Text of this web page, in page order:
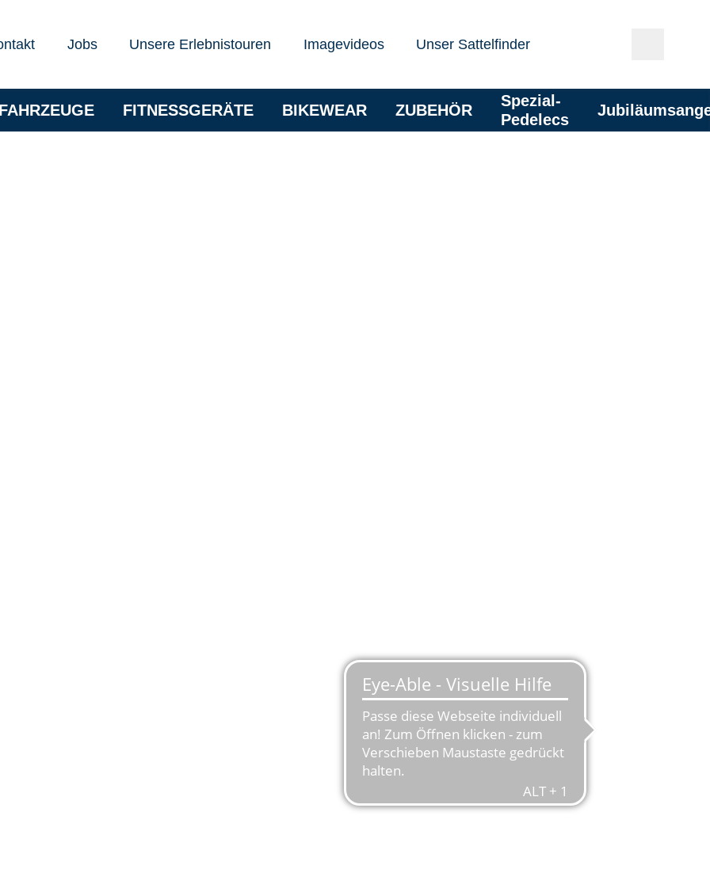
Jobs Unsere Erlebnistouren Imagevideos Unser Sattelfinder
FITNESSGERÄTE BIKEWEAR ZUBEHÖR
Spezial-
Pedelecs